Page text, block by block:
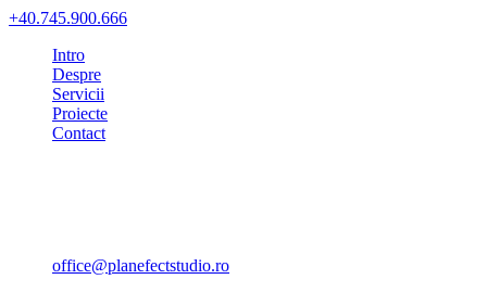
+40.745.900.666
Intro
Despre
Servicii
Proiecte
Contact
office@planefectstudio.ro